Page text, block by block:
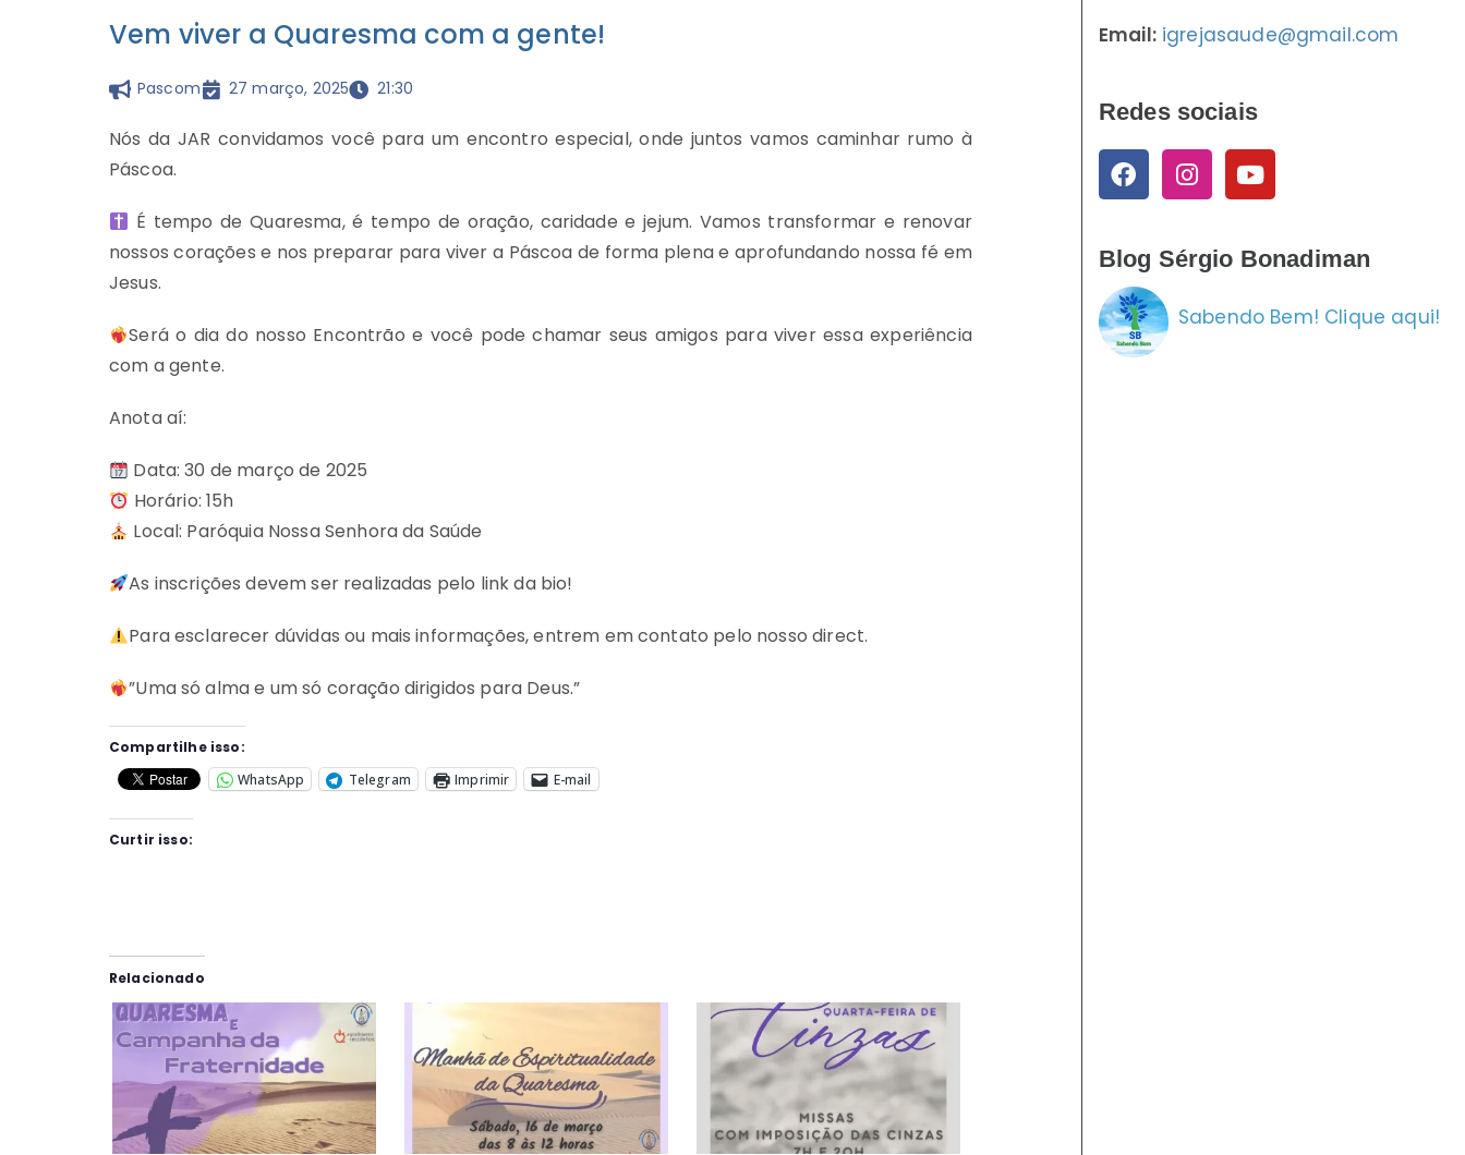
Vem viver a Quaresma com a gente!
Pascom 27 março, 2025 21:30
Nós da JAR convidamos você para um encontro especial, onde juntos vamos caminhar rumo à
Páscoa.
É tempo de Quaresma, é tempo de oração, caridade e jejum. Vamos transformar e renovar
nossos corações e nos preparar para viver a Páscoa de forma plena e aprofundando nossa fé em
Jesus.
Será o dia do nosso Encontrão e você pode chamar seus amigos para viver essa experiência
com a gente.
Anota aí:
Data: 30 de março de 2025
Horário: 15h
Local: Paróquia Nossa Senhora da Saúde
As inscrições devem ser realizadas pelo link da bio!
Para esclarecer dúvidas ou mais informações, entrem em contato pelo nosso direct.
”Uma só alma e um só coração dirigidos para Deus.”
Compartilhe isso:
WhatsApp
Telegram Imprimir E-mail
Curtir isso:
Relacionado
Email: igrejasaude@gmail.com
Redes sociais
Blog Sérgio Bonadiman
Sabendo Bem! Clique aqui!